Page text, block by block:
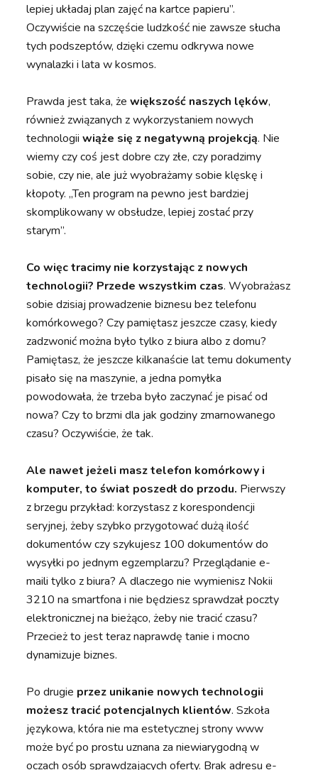
lepiej układaj plan zajęć na kartce papieru”.
Oczywiście na szczęście ludzkość nie zawsze słucha
tych podszeptów, dzięki czemu odkrywa nowe
wynalazki i lata w kosmos.
Prawda jest taka, żewiększość naszych lęków,
również związanych z wykorzystaniem nowych
technologiiwiąże się z negatywną projekcją. Nie
wiemy czy coś jest dobre czy złe, czy poradzimy
sobie, czy nie, ale już wyobrażamy sobie klęskę i
kłopoty. „Ten program na pewno jest bardziej
skomplikowany w obsłudze, lepiej zostać przy
starym”.
Co więc tracimy nie korzystając z nowych
technologii? Przede wszystkim czas. Wyobrażasz
sobie dzisiaj prowadzenie biznesu bez telefonu
komórkowego? Czy pamiętasz jeszcze czasy, kiedy
zadzwonić można było tylko z biura albo z domu?
Pamiętasz, że jeszcze kilkanaście lat temu dokumenty
pisało się na maszynie, a jedna pomyłka
powodowała, że trzeba było zaczynać je pisać od
nowa? Czy to brzmi dla jak godziny zmarnowanego
czasu? Oczywiście, że tak.
Ale nawet jeżeli masz telefon komórkowy i
komputer, to świat poszedł do przodu. Pierwszy
z brzegu przykład: korzystasz z korespondencji
seryjnej, żeby szybko przygotować dużą ilość
dokumentów czy szykujesz 100 dokumentów do
wysyłki po jednym egzemplarzu? Przeglądanie e-
maili tylko z biura? A dlaczego nie wymienisz Nokii
3210 na smartfona i nie będziesz sprawdzał poczty
elektronicznej na bieżąco, żeby nie tracić czasu?
Przecież to jest teraz naprawdę tanie i mocno
dynamizuje biznes.
Po drugie przez unikanie nowych technologii
możesz tracić potencjalnych klientów. Szkoła
językowa, która nie ma estetycznej strony www
może być po prostu uznana za niewiarygodną w
oczach osób sprawdzających oferty. Brak adresu e-